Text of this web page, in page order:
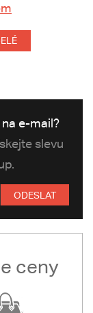
e-mail?
slevu
ODESLAT
ceny